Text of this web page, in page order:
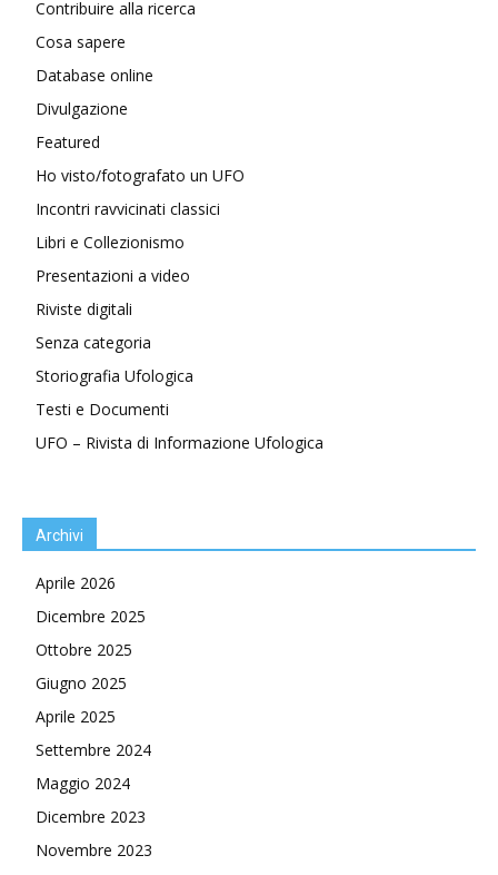
Contribuire alla ricerca
Cosa sapere
Database online
Divulgazione
Featured
Ho visto/fotografato un UFO
Incontri ravvicinati classici
Libri e Collezionismo
Presentazioni a video
Riviste digitali
Senza categoria
Storiografia Ufologica
Testi e Documenti
UFO – Rivista di Informazione Ufologica
Archivi
Aprile 2026
Dicembre 2025
Ottobre 2025
Giugno 2025
Aprile 2025
Settembre 2024
Maggio 2024
Dicembre 2023
Novembre 2023